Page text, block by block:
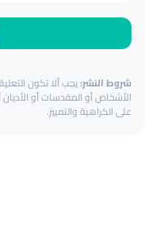
شروط النشر:يجب ألا تكون
الأشخاص أو المقدسات أو
على الكراهية والتمييز.